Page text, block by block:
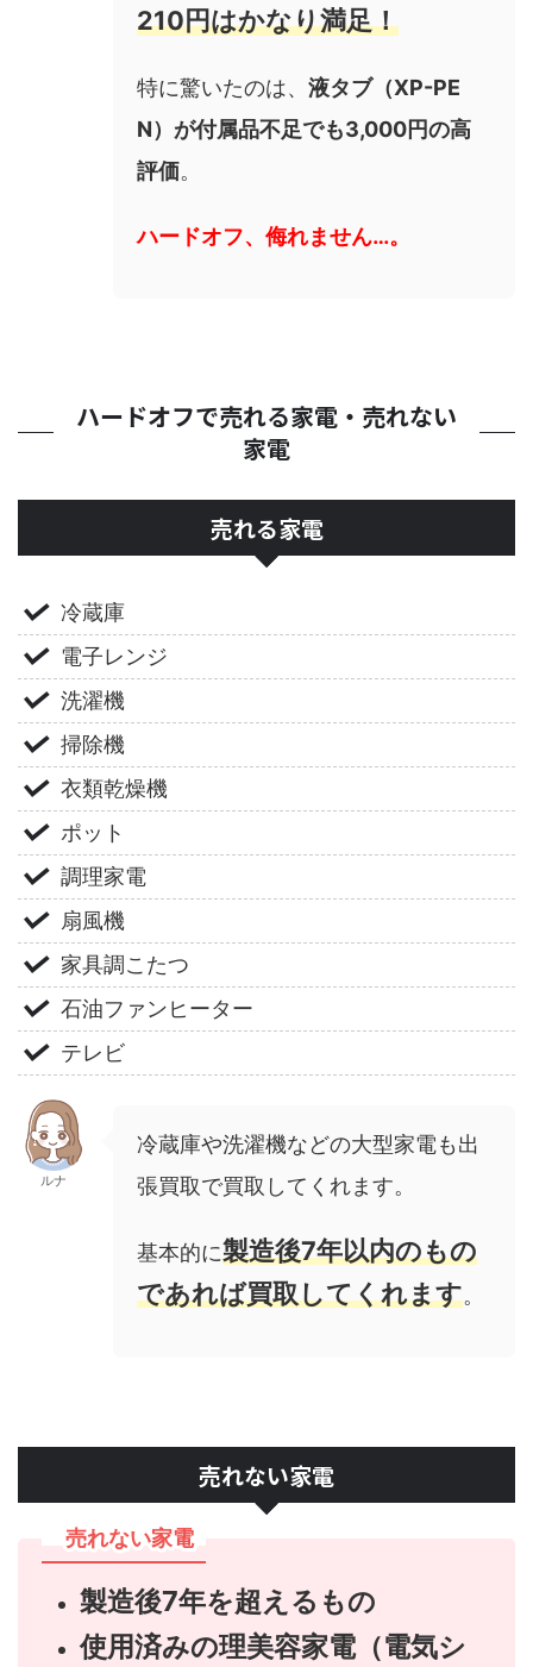
210円はかなり満足！
特に驚いたのは、 液タブ（XP-PE
N）が付属品不足でも3,000円の高
評価。
ハードオフ、侮れません…。
ハードオフで売れる家電・売れない
家電
売れる家電
冷蔵庫
電子レンジ
洗濯機
掃除機
衣類乾燥機
ポット
調理家電
扇風機
家具調こたつ
石油ファンヒーター
テレビ
ルナ
冷蔵庫や洗濯機などの大型家電も出
張買取で買取してくれます。
基本的に製造後7年以内のもの
であれば買取してくれます。
売れない家電
売れない家電
製造後7年を超えるもの
使用済みの理美容家電（電気シ